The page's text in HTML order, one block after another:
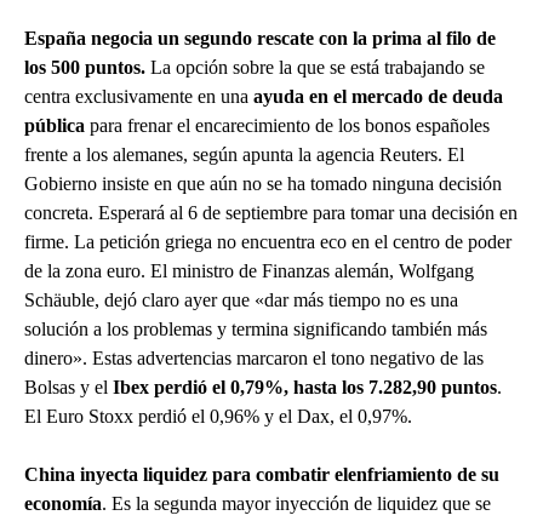
España negocia un segundo rescate con la prima al filo de
los 500 puntos. La opción sobre la que se está trabajando se
centra exclusivamente en una ayuda en el mercado de deuda
pública para frenar el encarecimiento de los bonos españoles
frente a los alemanes, según apunta la agencia Reuters. El
Gobierno insiste en que aún no se ha tomado ninguna decisión
concreta. Esperará al 6 de septiembre para tomar una decisión en
firme. La petición griega no encuentra eco en el centro de poder
de la zona euro. El ministro de Finanzas alemán, Wolfgang
Schäuble, dejó claro ayer que «dar más tiempo no es una
solución a los problemas y termina significando también más
dinero». Estas advertencias marcaron el tono negativo de las
Bolsas y el Ibex perdió el 0,79%, hasta los 7.282,90 puntos.
El Euro Stoxx perdió el 0,96% y el Dax, el 0,97%.
China inyecta liquidez para combatir elenfriamiento de su
economía. Es la segunda mayor inyección de liquidez que se